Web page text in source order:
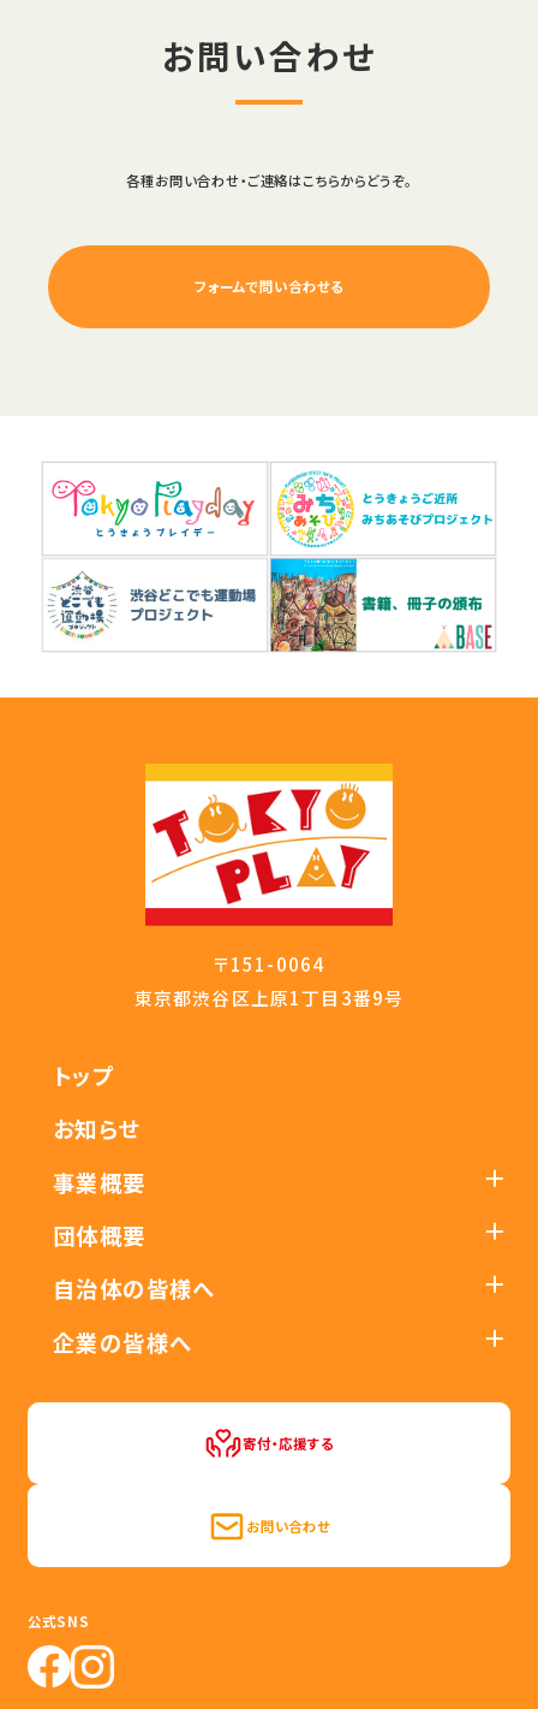
お問い合わせ
各種お問い合わせ・ご連絡はこちらからどうぞ。
フォームで問い合わせる
〒151-0064
東京都渋谷区上原1丁目3番9号
トップ
お知らせ
事業概要
団体概要
自治体の皆様へ
企業の皆様へ
寄付・応援する
お問い合わせ
公式SNS